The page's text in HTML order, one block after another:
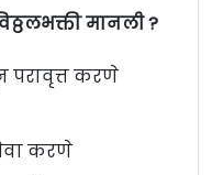
मानली ?
परावृत्त करणे
करणे